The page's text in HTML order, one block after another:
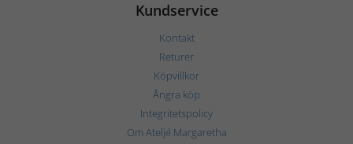
Kundservice
Kontakt
Returer
Köpvillkor
Ångra köp
Integritetspolicy
Om Ateljé Margaretha